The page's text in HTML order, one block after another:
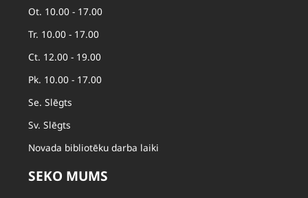
Ot. 10.00 - 17.00
Tr. 10.00 - 17.00
Ct. 12.00 - 19.00
Pk. 10.00 - 17.00
Se. Slēgts
Sv. Slēgts
Novada bibliotēku darba laiki
SEKO MUMS